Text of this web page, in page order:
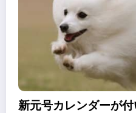
新元号カレンダーが